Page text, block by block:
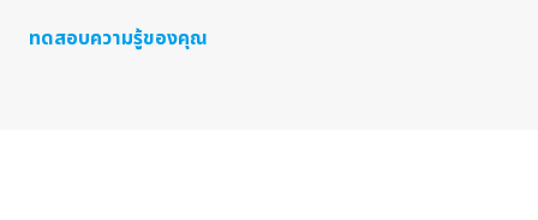
ทดสอบความรู้ของคุณ